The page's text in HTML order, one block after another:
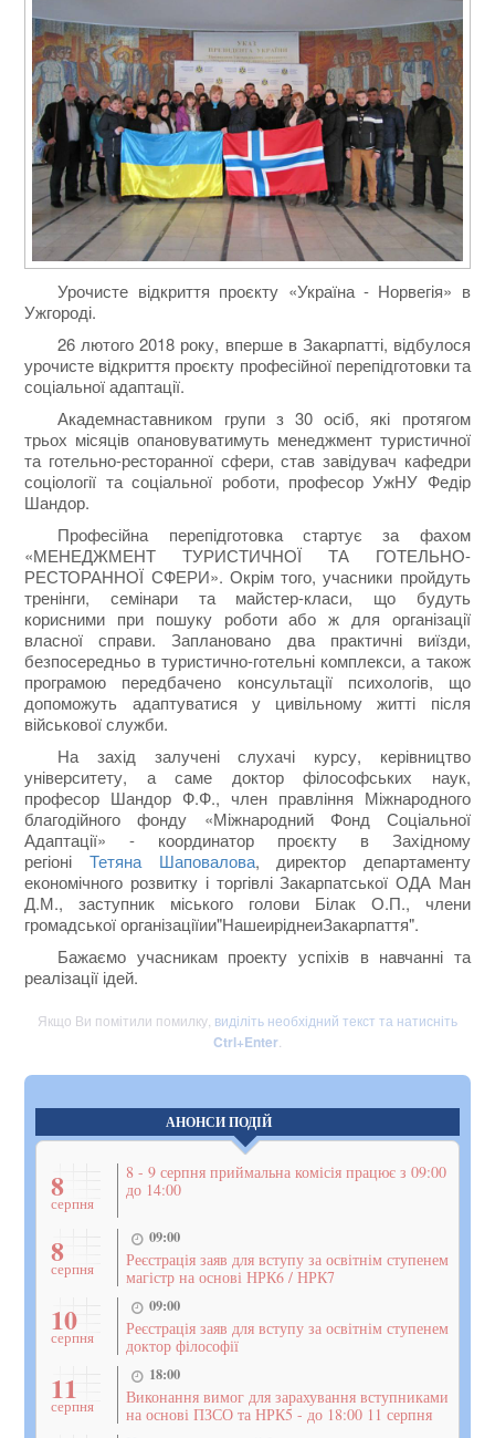
Урочисте відкриття проєкту «Україна - Норвегія» в
Ужгороді.
26 лютого 2018 року, вперше в Закарпатті, відбулося
урочисте відкриття проєкту професійної перепідготовки та
соціальної адаптації.
Академнаставником групи з 30 осіб, які протягом
трьох місяців опановуватимуть менеджмент туристичної
та готельно-ресторанної сфери, став завідувач кафедри
соціології та соціальної роботи, професор УжНУ Федір
Шандор.
Професійна перепідготовка стартує за фахом
«МЕНЕДЖМЕНТ ТУРИСТИЧНОЇ ТА ГОТЕЛЬНО-
РЕСТОРАННОЇ СФЕРИ». Окрім того, учасники пройдуть
тренінги, семінари та майстер-класи, що будуть
корисними при пошуку роботи або ж для організації
власної справи. Заплановано два практичні виїзди,
безпосередньо в туристично-готельні комплекси, а також
програмою передбачено консультації психологів, що
допоможуть адаптуватися у цивільному житті після
військової служби.
На захід залучені слухачі курсу, керівництво
університету, а саме доктор філософських наук,
професор Шандор Ф.Ф., член правління Міжнародного
благодійного фонду «Міжнародний Фонд Соціальної
Адаптації» - координатор проєкту в Західному
регіоні Тетяна Шаповалова, директор департаменту
економічного розвитку і торгівлі Закарпатської ОДА Ман
Д.М., заступник міського голови Білак О.П., члени
громадської організаціїии"НашеиріднеиЗакарпаття".
Бажаємо учасникам проекту успіхів в навчанні та
реалізації ідей.
Якщо Ви помітили помилку, виділіть необхідний текст та натисніть
Ctrl+Enter
АНОНСИ ПОДІЙ
8
серпня
8 - 9 серпня приймальна комісія працює з 09:00
до 14:00
8
серпня
09:00
Реєстрація заяв для вступу за освітнім ступенем
магістр на основі НРК6 / НРК7
10
серпня
09:00
Реєстрація заяв для вступу за освітнім ступенем
доктор філософії
11
серпня
18:00
Виконання вимог для зарахування вступниками
на основі ПЗСО та НРК5 - до 18:00 11 серпня